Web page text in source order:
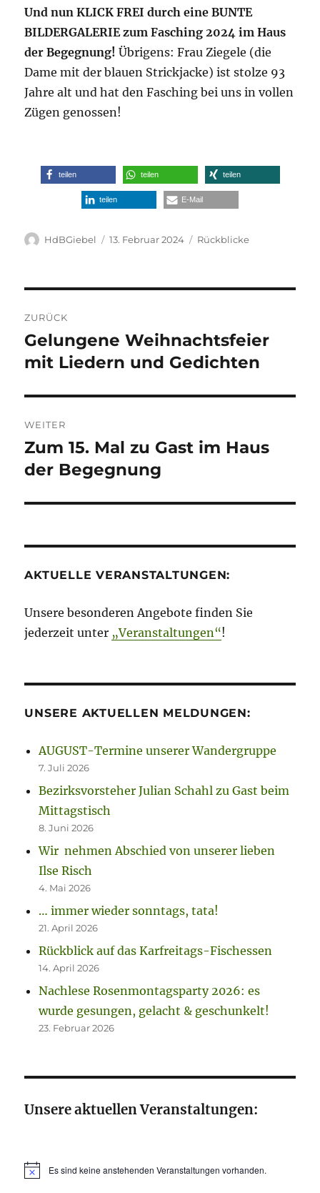
Und nun KLICK FREI durch eine BUNTE
BILDERGALERIE zum Fasching 2024 im Haus
der Begegnung! Übrigens: Frau Ziegele (die
Dame mit der blauen Strickjacke) ist stolze 93
Jahre alt und hat den Fasching bei uns in vollen
Zügen genossen!
teilen teilen teilen
teilen E-Mail
Autor
HdBGiebel
Veröffentlicht
13. Februar 2024 Kategorien
Rückblicke
ZURÜCK
Vorheriger
Beitrag:
Gelungene Weihnachtsfeier
mit Liedern und Gedichten
WEITER
Nächster
Beitrag:
Zum 15. Mal zu Gast im Haus
der Begegnung
AKTUELLE VERANSTALTUNGEN:
Unsere besonderen Angebote finden Sie
jederzeit unter „Veranstaltungen“!
UNSERE AKTUELLEN MELDUNGEN:
AUGUST-Termine unserer Wandergruppe
7. Juli 2026
Bezirksvorsteher Julian Schahl zu Gast beim
Mittagstisch
8. Juni 2026
Wir nehmen Abschied von unserer lieben
Ilse Risch
4. Mai 2026
… immer wieder sonntags, tata!
21. April 2026
Rückblick auf das Karfreitags-Fischessen
14. April 2026
Nachlese Rosenmontagsparty 2026: es
wurde gesungen, gelacht & geschunkelt!
23. Februar 2026
Unsere aktuellen Veranstaltungen:
H
Es sind keine anstehenden Veranstaltungen vorhanden.